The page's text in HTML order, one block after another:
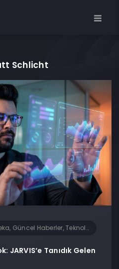
Schlicht
Güncel Haberler, Teknoloji, Yazılım
Tanıdık Gelen